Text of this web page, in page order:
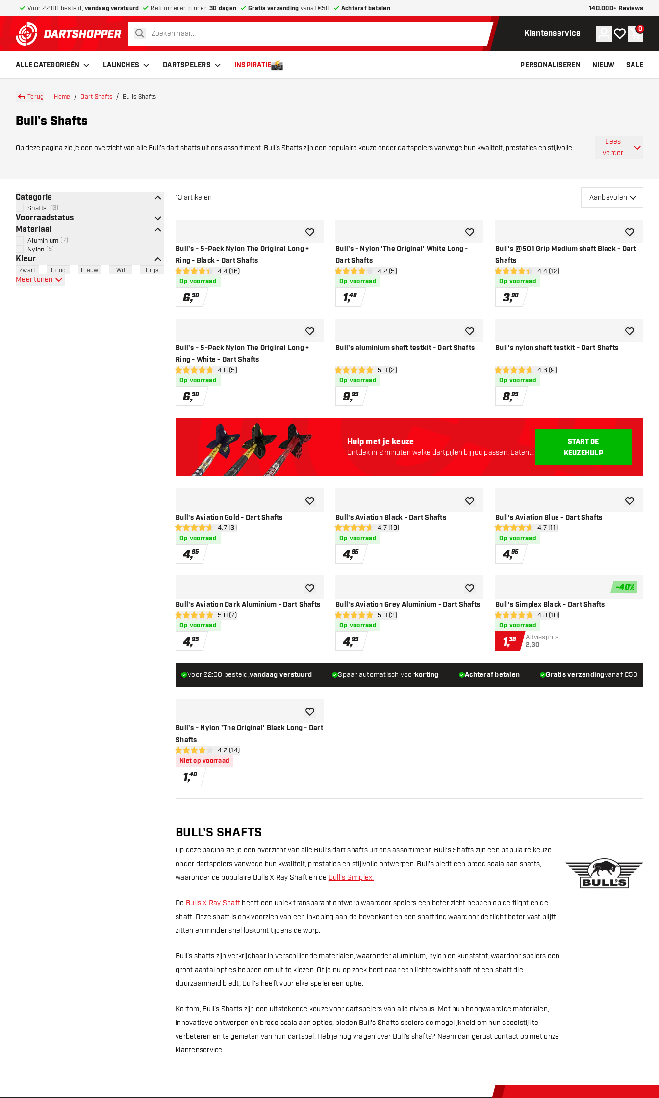
Voor 22:00 besteld, vandaag verstuurd Retourneren binnen 30 dagen Gratis verzending vanaf €50 Achteraf betalen 140.000+ Reviews
terug naar home pagina
zoeken Klantenservice Account
Mijn 0
ALLE CATEGORIEËN LAUNCHES DARTSPELERS INSPIRATIE PERSONALISEREN NIEUW SALE
Terug Home Dart Shafts Bulls Shafts
Bull's Shafts
Op deze pagina zie je een overzicht van alle Bull’s dart shafts uit ons assortiment. Bull's Shafts zijn een populaire keuze onder dartspelers vanwege hun kwaliteit, prestaties en stijlvolle
Lees
verder
Categorie
Shafts 13
Voorraadstatus
Materiaal
Aluminium 7
Nylon 5)
Kleur
Zwart Goud Blauw Wit Grijs
Meer tonen
13 artikelen Aanbevolen
Bull's - 5-Pack Nylon The Original Long +
Ring - Black - Dart Shafts
open reviews drawer
4.4 score sterren4.4 (16)
Op voorraad
6,50
toevoegen aan verlanglijst
Bull's - Nylon 'The Original' White Long -
Dart Shafts
open reviews drawer
4.2 score sterren4.2 (5)
Op voorraad
1,40
toevoegen aan verlanglijst
Bull's @501 Grip Medium shaft Black - Dart
Shafts
open reviews drawer
4.4 score sterren4.4 (12)
Op voorraad
3,90
Bull's - 5-Pack Nylon The Original Long +
Ring - White - Dart Shafts
open reviews drawer
4.8 score sterren4.8 (5)
Op voorraad
6,50
toevoegen aan verlanglijst
Bull's aluminium shaft testkit - Dart Shafts
open reviews drawer
5 score sterren5.0 (2)
Op voorraad
9,95
toevoegen aan verlanglijst
Bull's nylon shaft testkit - Dart Shafts
open reviews drawer
4.6 score sterren4.6 (9)
Op voorraad
8,95
Bull's Aviation Gold - Dart Shafts
open reviews drawer
4.7 score sterren4.7 (3)
Op voorraad
4,95
toevoegen aan verlanglijst
Bull's Aviation Black - Dart Shafts
open reviews drawer
4.7 score sterren4.7 (19)
Op voorraad
4,95
toevoegen aan verlanglijst
Bull's Aviation Blue - Dart Shafts
open reviews drawer
4.7 score sterren4.7 (11)
Op voorraad
4,95
Bull's Aviation Dark Aluminium - Dart Shafts
open reviews drawer
5 score sterren5.0 (7)
Op voorraad
4,95
toevoegen aan verlanglijst
Bull's Aviation Grey Aluminium - Dart Shafts
open reviews drawer
5 score sterren5.0 (3)
Op voorraad
4,95
toevoegen aan verlanglijst
-40%
Bull's Simplex Black - Dart Shafts
open reviews drawer
4.8 score sterren4.8 (10)
Op voorraad
1,38 Adviesprijs:
2,30
Bull's - Nylon 'The Original' Black Long - Dart
Shafts
open reviews drawer
4.2 score sterren4.2 (14)
Niet op voorraad
1,40
toevoegen aan verlanglijst
Hulp met je keuze
Ontdek in 2 minuten welke dartpijlen bij jou passen. Laten
START DE
KEUZEHULP
Voor 22:00 besteld,vandaag verstuurd Spaar automatisch voorkorting Achteraf betalen Gratis verzendingvanaf €50
BULL'S SHAFTS
Op deze pagina zie je een overzicht van alle Bull’s dart shafts uit ons assortiment. Bull's Shafts zijn een populaire keuze
onder dartspelers vanwege hun kwaliteit, prestaties en stijlvolle ontwerpen. Bull's biedt een breed scala aan shafts,
waaronder de populaire Bulls X Ray Shaft en de Bull's Simplex.
De Bulls X Ray Shaft heeft een uniek transparant ontwerp waardoor spelers een beter zicht hebben op de flight en de
shaft. Deze shaft is ook voorzien van een inkeping aan de bovenkant en een shaftring waardoor de flight beter vast blijft
zitten en minder snel loskomt tijdens de worp.
Bull's shafts zijn verkrijgbaar in verschillende materialen, waaronder aluminium, nylon en kunststof, waardoor spelers een
groot aantal opties hebben om uit te kiezen. Of je nu op zoek bent naar een lichtgewicht shaft of een shaft die
duurzaamheid biedt, Bull's heeft voor elke speler een optie.
Kortom, Bull's Shafts zijn een uitstekende keuze voor dartspelers van alle niveaus. Met hun hoogwaardige materialen,
innovatieve ontwerpen en brede scala aan opties, bieden Bull's Shafts spelers de mogelijkheid om hun speelstijl te
verbeteren en te genieten van hun dartspel. Heb je nog vragen over Bull's shafts? Neem dan gerust contact op met onze
klantenservice.